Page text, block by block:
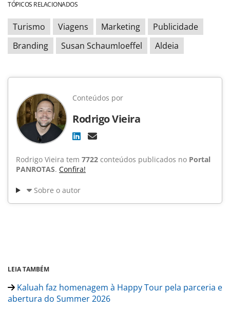
TÓPICOS RELACIONADOS
Turismo Viagens Marketing
Publicidade
Branding
Susan Schaumloeffel Aldeia
Conteúdos por
Rodrigo Vieira
Rodrigo Vieira tem 7722 conteúdos publicados no Portal
PANROTAS. Confira!
Sobre o autor
LEIA TAMBÉM
Kaluah faz homenagem à Happy Tour pela parceria e
abertura do Summer 2026